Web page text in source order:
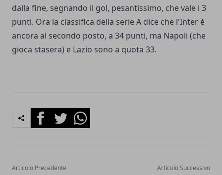
dalla fine, segnando il gol, pesantissimo, che vale i 3
punti. Ora la classifica della serie A dice che l'Inter è
ancora al secondo posto, a 34 punti, ma Napoli (che
gioca stasera) e Lazio sono a quota 33.
FacebookTwitterWhatsapp
Articolo Precedente Articolo Successivo